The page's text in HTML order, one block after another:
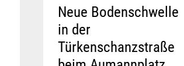
Neue Bodenschwelle
in der
Türkenschanzstraße